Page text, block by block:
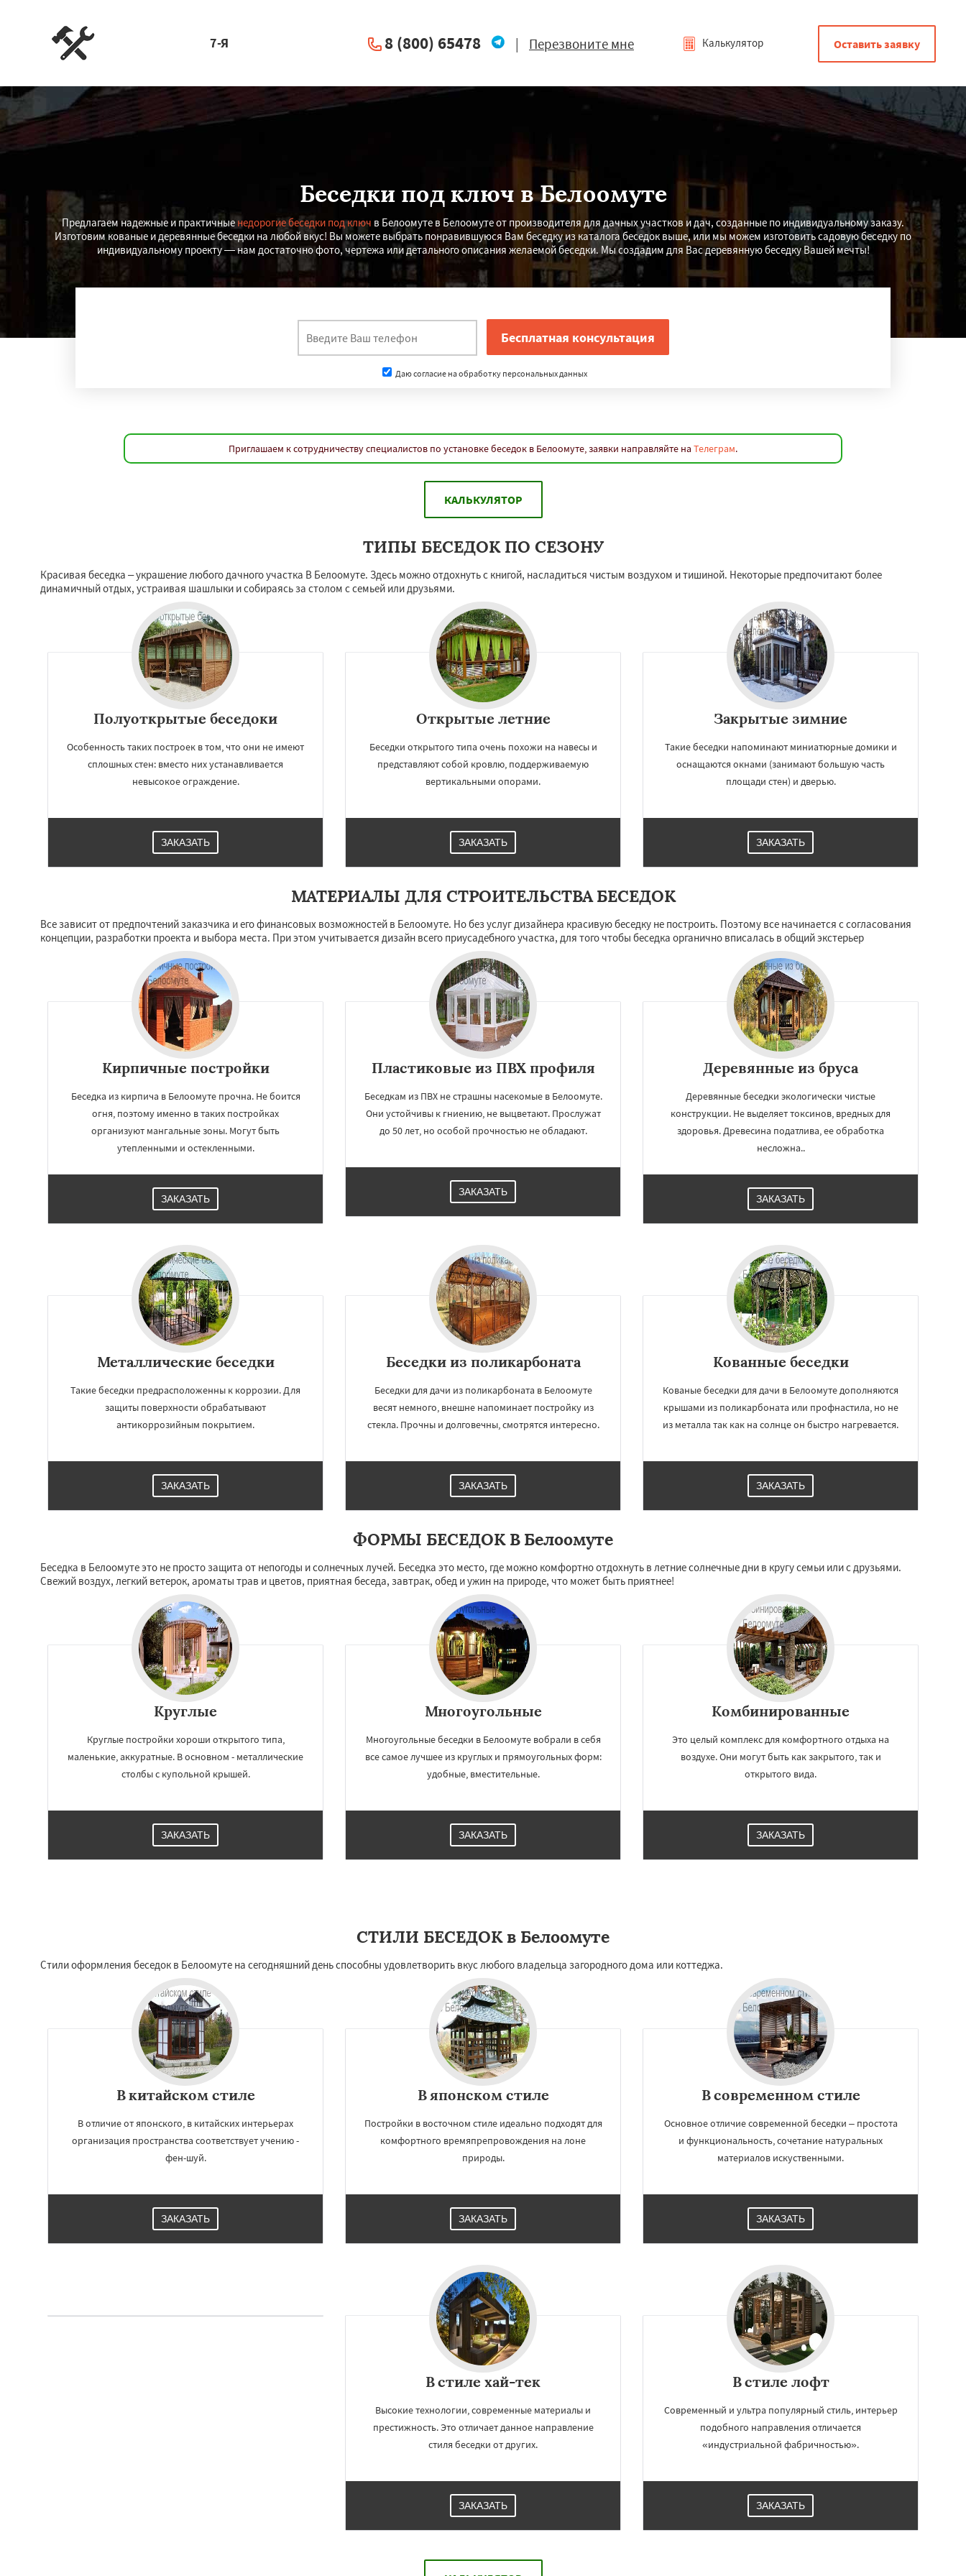
Работаем по
Бобров Богородское
Лопатино
Северный
Томилино Тучково
Фряново
7-Я 8 (800) 65478 | Перезвоните мне Калькулятор Оставить заявку
Беседки под ключ в Белоомуте
Предлагаем надежные и практичные недорогие беседки под ключ в Белоомуте в Белоомуте от производителя для дачных участков и дач, созданные по индивидуальному заказу.
Изготовим кованые и деревянные беседки на любой вкус! Вы можете выбрать понравившуюся Вам беседку из каталога беседок выше, или мы можем изготовить садовую беседку по
индивидуальному проекту — нам достаточно фото, чертежа или детального описания желаемой беседки. Мы создадим для Вас деревянную беседку Вашей мечты!
Даю согласие на обработку персональных данных
Приглашаем к сотрудничеству специалистов по установке беседок в Белоомуте, заявки направляйте на Телеграм.
КАЛЬКУЛЯТОР
ТИПЫ БЕСЕДОК ПО СЕЗОНУ
Красивая беседка – украшение любого дачного участка В Белоомуте. Здесь можно отдохнуть с книгой, насладиться чистым воздухом и тишиной. Некоторые предпочитают более
динамичный отдых, устраивая шашлыки и собираясь за столом с семьей или друзьями.
Полуоткрытые беседоки
Особенность таких построек в том, что они не имеют
сплошных стен: вместо них устанавливается
невысокое ограждение.
ЗАКАЗАТЬ
Открытые летние
Беседки открытого типа очень похожи на навесы и
представляют собой кровлю, поддерживаемую
вертикальными опорами.
ЗАКАЗАТЬ
Закрытые зимние
Такие беседки напоминают миниатюрные домики и
оснащаются окнами (занимают большую часть
площади стен) и дверью.
ЗАКАЗАТЬ
МАТЕРИАЛЫ ДЛЯ СТРОИТЕЛЬСТВА БЕСЕДОК
Все зависит от предпочтений заказчика и его финансовых возможностей в Белоомуте. Но без услуг дизайнера красивую беседку не построить. Поэтому все начинается с согласования
концепции, разработки проекта и выбора места. При этом учитывается дизайн всего приусадебного участка, для того чтобы беседка органично вписалась в общий экстерьер
Кирпичные постройки
Беседка из кирпича в Белоомуте прочна. Не боится
огня, поэтому именно в таких постройках
организуют мангальные зоны. Могут быть
утепленными и остекленными.
ЗАКАЗАТЬ
Пластиковые из ПВХ профиля
Беседкам из ПВХ не страшны насекомые в Белоомуте.
Они устойчивы к гниению, не выцветают. Прослужат
до 50 лет, но особой прочностью не обладают.
ЗАКАЗАТЬ
Деревянные из бруса
Деревянные беседки экологически чистые
конструкции. Не выделяет токсинов, вредных для
здоровья. Древесина податлива, ее обработка
несложна..
ЗАКАЗАТЬ
Металлические беседки
Такие беседки предрасположенны к коррозии. Для
защиты поверхности обрабатывают
антикоррозийным покрытием.
ЗАКАЗАТЬ
Беседки из поликарбоната
Беседки для дачи из поликарбоната в Белоомуте
весят немного, внешне напоминает постройку из
стекла. Прочны и долговечны, смотрятся интересно.
ЗАКАЗАТЬ
Кованные беседки
Кованые беседки для дачи в Белоомуте дополняются
крышами из поликарбоната или профнастила, но не
из металла так как на солнце он быстро нагревается.
ЗАКАЗАТЬ
ФОРМЫ БЕСЕДОК В Белоомуте
Беседка в Белоомуте это не просто защита от непогоды и солнечных лучей. Беседка это место, где можно комфортно отдохнуть в летние солнечные дни в кругу семьи или с друзьями.
Свежий воздух, легкий ветерок, ароматы трав и цветов, приятная беседа, завтрак, обед и ужин на природе, что может быть приятнее!
Круглые
Круглые постройки хороши открытого типа,
маленькие, аккуратные. В основном - металлические
столбы с купольной крышей.
ЗАКАЗАТЬ
Многоугольные
Многоугольные беседки в Белоомуте вобрали в себя
все самое лучшее из круглых и прямоугольных форм:
удобные, вместительные.
ЗАКАЗАТЬ
Комбинированные
Это целый комплекс для комфортного отдыха на
воздухе. Они могут быть как закрытого, так и
открытого вида.
ЗАКАЗАТЬ
СТИЛИ БЕСЕДОК в Белоомуте
Стили оформления беседок в Белоомуте на сегодняшний день способны удовлетворить вкус любого владельца загородного дома или коттеджа.
В китайском стиле
В отличие от японского, в китайских интерьерах
организация пространства соответствует учению -
фен-шуй.
ЗАКАЗАТЬ
В японском стиле
Постройки в восточном стиле идеально подходят для
комфортного времяпрепровождения на лоне
природы.
ЗАКАЗАТЬ
В современном стиле
Основное отличие современной беседки – простота
и функциональность, сочетание натуральных
материалов искуственными.
ЗАКАЗАТЬ
В стиле хай-тек
Высокие технологии, современные материалы и
престижность. Это отличает данное направление
стиля беседки от других.
ЗАКАЗАТЬ
В стиле лофт
Современный и ультра популярный стиль, интерьер
подобного направления отличается
«индустриальной фабричностью».
ЗАКАЗАТЬ
УЗНАТЬ ПОДРОБНЕЕ
Даю согласие на обработку персональных данных